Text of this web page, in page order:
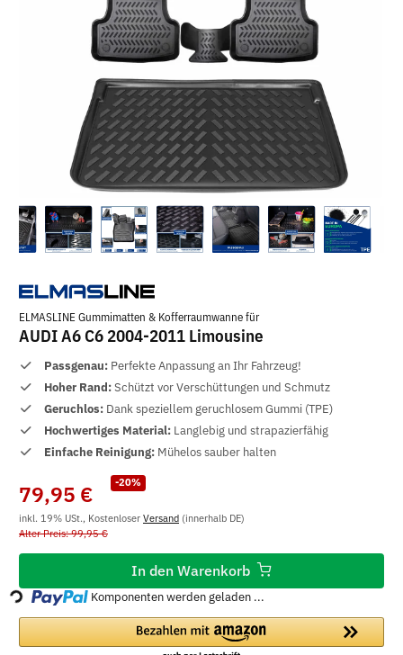
ELMASLINE Gummimatten & Kofferraumwanne für
AUDI A6 C6 2004-2011 Limousine
Passgenau: Perfekte Anpassung an Ihr Fahrzeug!
Hoher Rand:Schützt vor Verschüttungen und Schmutz
Geruchlos: Dank speziellem geruchlosem Gummi (TPE)
Hochwertiges Material: Langlebig und strapazierfähig
Einfache Reinigung: Mühelos sauber halten
-20%
79,95 €
inkl. 19% USt., Kostenloser Versand (innerhalb DE)
Alter Preis: 99,95 €
In den Warenkorb
Loading... Komponenten werden geladen ...